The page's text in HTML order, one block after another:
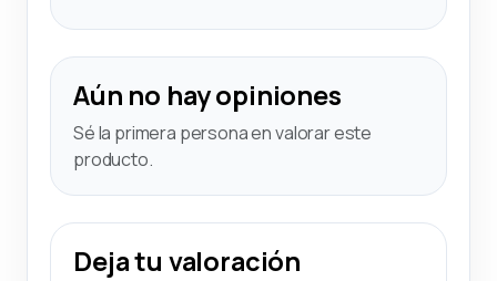
Aún no hay opiniones
Sé la primera persona en valorar este
producto.
Deja tu valoración